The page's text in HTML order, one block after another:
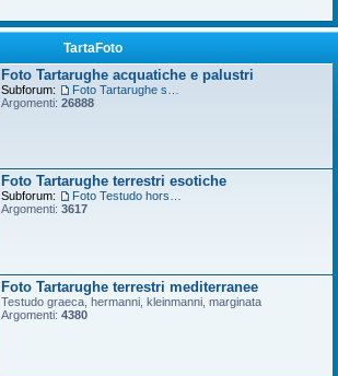
TartaFoto
Foto Tartarughe acquatiche e palustri
Subforum:
Argomenti: 26888
Foto Tartarughe terrestri esotiche
Subforum:
Argomenti: 3617
Foto Tartarughe terrestri mediterranee
Testudo graeca, hermanni, kleinmanni, marginata
Argomenti: 4380